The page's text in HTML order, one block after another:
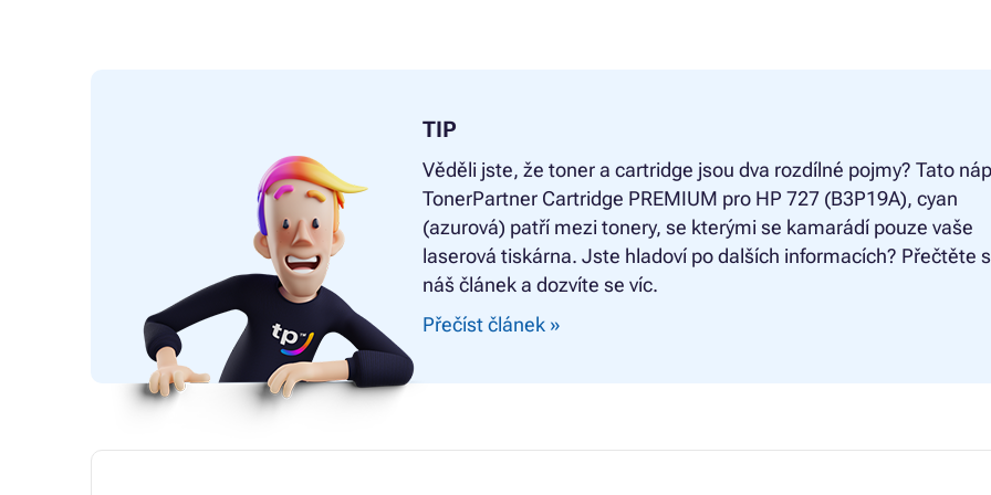
TIP
Věděli jste, že toner a cartridge jsou dva rozdílné pojmy? Tato
TonerPartner Cartridge PREMIUM pro HP 727 (B3P19A), cyan
(azurová) patří mezi tonery, se kterými se kamarádí pouze vaše
laserová tiskárna. Jste hladoví po dalších informacích? Přečtěte
náš článek a dozvíte se víc.
Přečíst článek »